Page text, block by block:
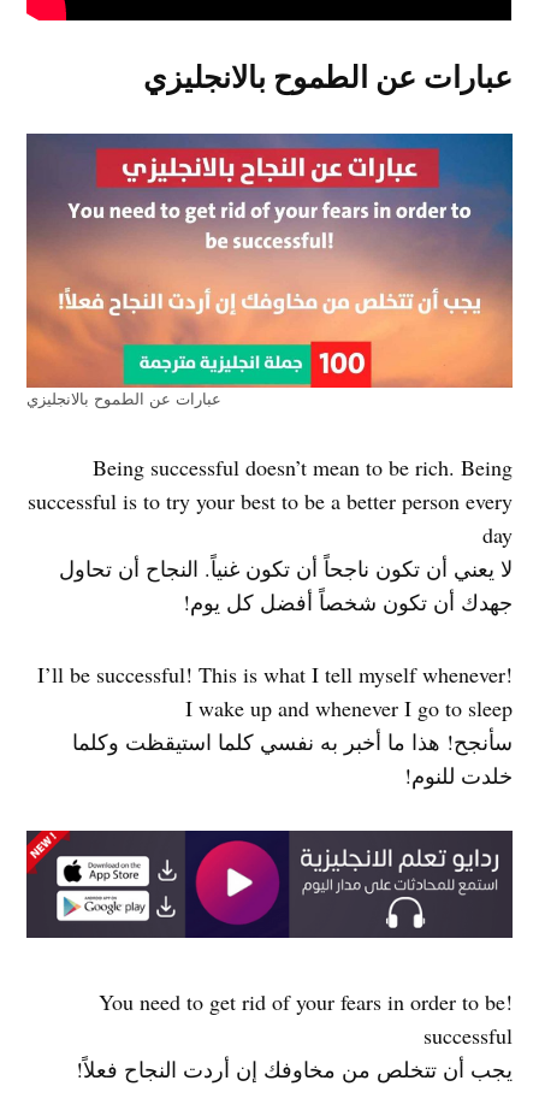
عبارات عن الطموح بالانجليزي
عبارات عن الطموح بالانجليزي
Being successful doesn’t mean to be rich. Being
successful is to try your best to be a better person every
day
لا يعني أن تكون ناجحاً أن تكون غنياً. النجاح أن تحاول
جهدك أن تكون شخصاً أفضل كل يوم!
!I’ll be successful! This is what I tell myself whenever
I wake up and whenever I go to sleep
سأنجح! هذا ما أخبر به نفسي كلما استيقظت وكلما
خلدت للنوم!
!You need to get rid of your fears in order to be
successful
يجب أن تتخلص من مخاوفك إن أردت النجاح فعلاً!